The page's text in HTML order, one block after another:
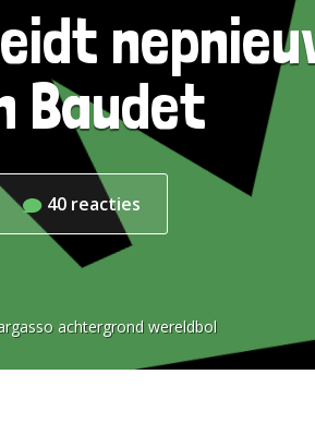
Baudet
40 reacties
achtergrond wereldbol